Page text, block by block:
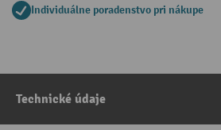
Individuálne poradenstvo pri nákupe
Technické údaje